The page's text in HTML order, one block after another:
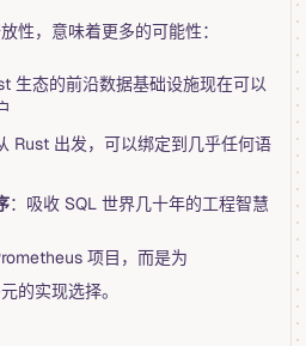
性，意味着更多的可能性：
生态的前沿数据基础设施现在可以
Rust 出发，可以绑定到几乎任何语
：吸收 SQL 世界几十年的工程智慧
项目，而是为
的实现选择。